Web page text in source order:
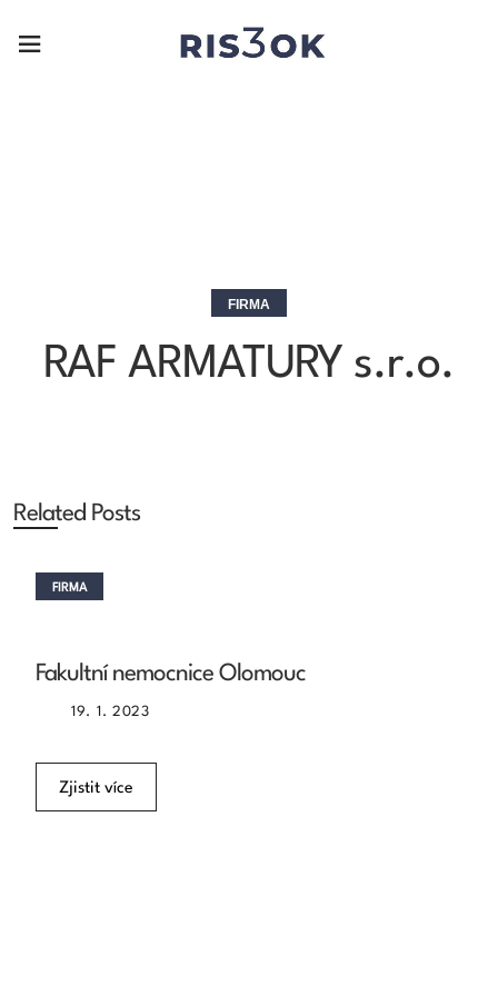
FIRMA
RAF ARMATURY s.r.o.
Related Posts
FIRMA
Fakultní nemocnice Olomouc
19. 1. 2023
Zjistit více